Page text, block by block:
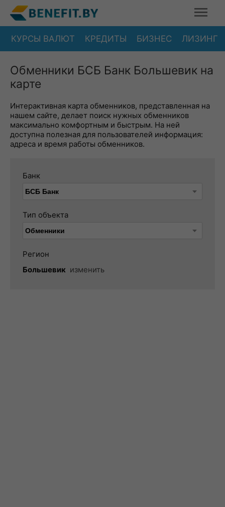
КУРСЫ ВАЛЮТ КРЕДИТЫ БИЗНЕС ЛИЗИНГ
Обменники БСБ Банк Большевик на
карте
Интерактивная карта обменников, представленная на
нашем сайте, делает поиск нужных обменников
максимально комфортным и быстрым. На ней
доступна полезная для пользователей информация:
адреса и время работы обменников.
Банк
Тип объекта
Регион
Большевик изменить